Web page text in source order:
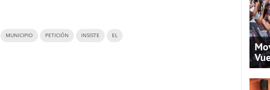
MUNICIPIO PETICIÓN INSISTE EL